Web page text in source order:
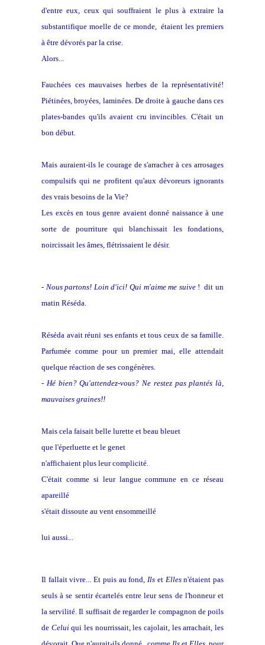
d'entre eux, ceux qui souffraient le plus à extraire la
substantifique moelle de ce monde, étaient les premiers
à être dévorés par la crise.
Alors...
Fauchées ces mauvaises herbes de la représentativité!
Piétinées, broyées, laminées. De droite à gauche dans ces
plates-bandes qu'ils avaient cru invincibles. C'était un
bon début.
Mais auraient-ils le courage de s'arracher à ces arrosages
compulsifs qui ne profitent qu'aux dévoreurs ignorants
des vrais besoins de la Vie?
Les excès en tous genre avaient donné naissance à une
sorte de pourriture qui blanchissait les fondations,
noircissait les âmes, flétrissaient le désir.
- Nous partons! Loin d'ici! Qui m'aime me suive! dit un
matin Réséda.
Réséda avait réuni ses enfants et tous ceux de sa famille.
Parfumée comme pour un premier mai, elle attendait
quelque réaction de ses congénères.
- Hé bien? Qu'attendez-vous? Ne restez pas plantés là,
mauvaises graines!!
Mais cela faisait belle lurette et beau bleuet
que l'éperluette et le genet
n'affichaient plus leur complicité.
C'était comme si leur langue commune en ce réseau
apareillé
s'était dissoute au vent ensommeillé
lui aussi...
Il fallait vivre... Et puis au fond, Ils et Ellesn'étaient pas
seuls à se sentir écartelés entre leur sens de l'honneur et
la servilité. Il suffisait de regarder le compagnon de poils
de Celuiqui les nourrissait, les cajolait, les arrachait, les